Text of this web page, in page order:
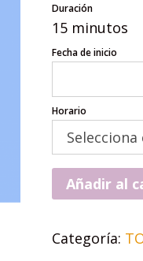
Duración
15 minutos
Fecha de inicio
Horario
Añadir al
Categoría: